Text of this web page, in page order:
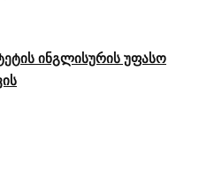
ინგლისურის უფასო